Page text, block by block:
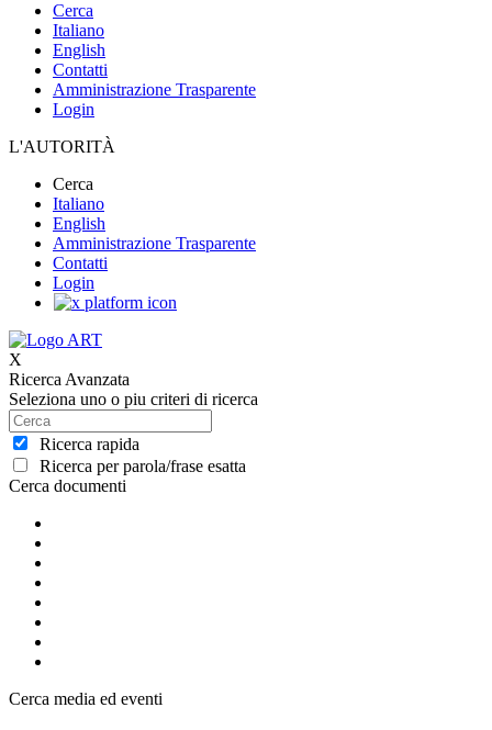
Cerca
Italiano
English
Contatti
Amministrazione Trasparente
Login
L'AUTORITÀ
Cerca
Italiano
English
Amministrazione Trasparente
Contatti
Login
X
Ricerca Avanzata
Seleziona uno o piu criteri di ricerca
Ricerca rapida
Ricerca per parola/frase esatta
Cerca documenti
Cerca media ed eventi